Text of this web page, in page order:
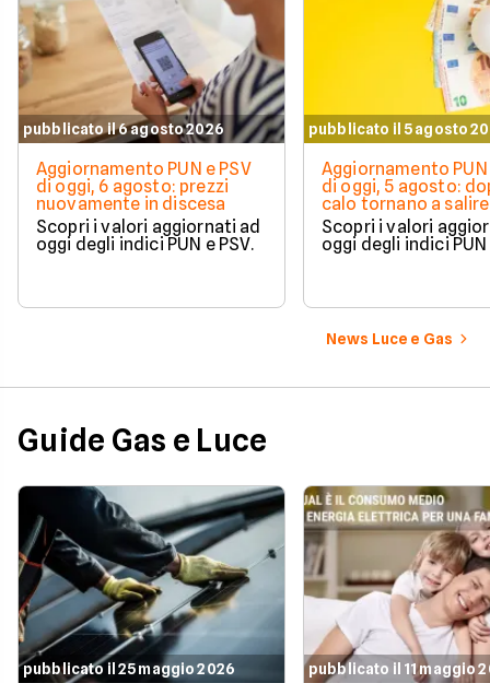
pubblicato il 6 agosto 2026
Aggiornamento PUN e PSV
di oggi, 6 agosto: prezzi
nuovamente in discesa
Scopri i valori aggiornati ad
oggi degli indici PUN e PSV.
pubblicato il 5 agosto
Aggiornamento PUN
di oggi, 5 agosto:
calo tornano a
Scopri i valori
oggi degli indici PUN
News Luce e Gas
Guide Gas e Luce
pubblicato il 25 maggio 2026 pubblicato il 11 maggio